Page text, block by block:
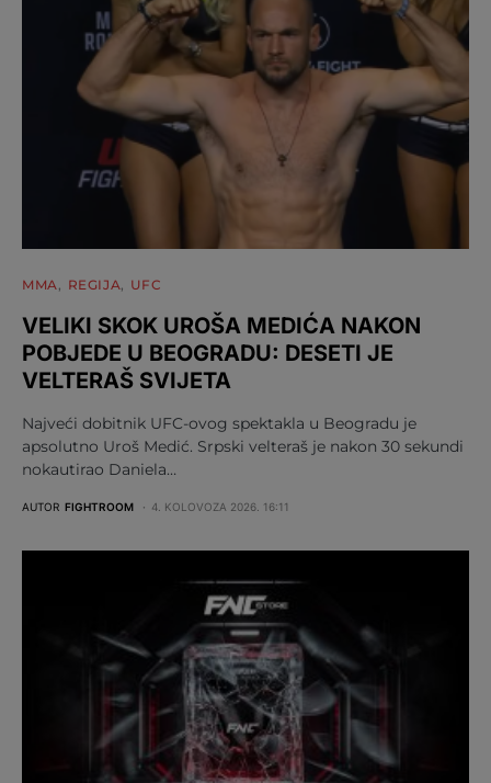
MMA REGIJA UFC
VELIKI SKOK UROŠA MEDIĆA NAKON
POBJEDE U BEOGRADU: DESETI JE
VELTERAŠ SVIJETA
Najveći dobitnik UFC-ovog spektakla u Beogradu je
apsolutno Uroš Medić. Srpski velteraš je nakon 30 sekundi
nokautirao Daniela…
AUTOR FIGHTROOM 4. KOLOVOZA 2026. 16:11